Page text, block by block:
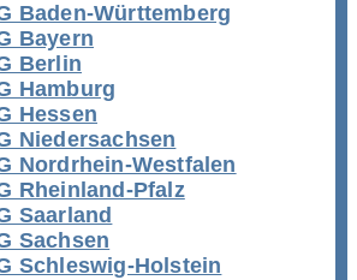
Baden-Württemberg
Bayern
Berlin
Hamburg
Hessen
Niedersachsen
Nordrhein-Westfalen
Rheinland-Pfalz
Saarland
Sachsen
Schleswig-Holstein